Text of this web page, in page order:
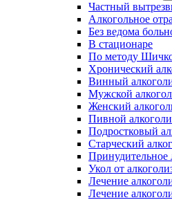
Частный
Алкогольное
Без ведома
В стационаре
По методу
Хронический
Винный
Мужской
Женский
Пивной
Подростковый
Старческий
Принудительное
Укол от
Лечение
Лечение